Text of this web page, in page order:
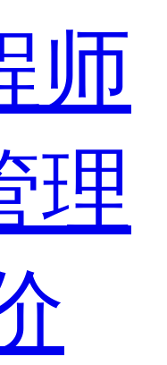
师
理